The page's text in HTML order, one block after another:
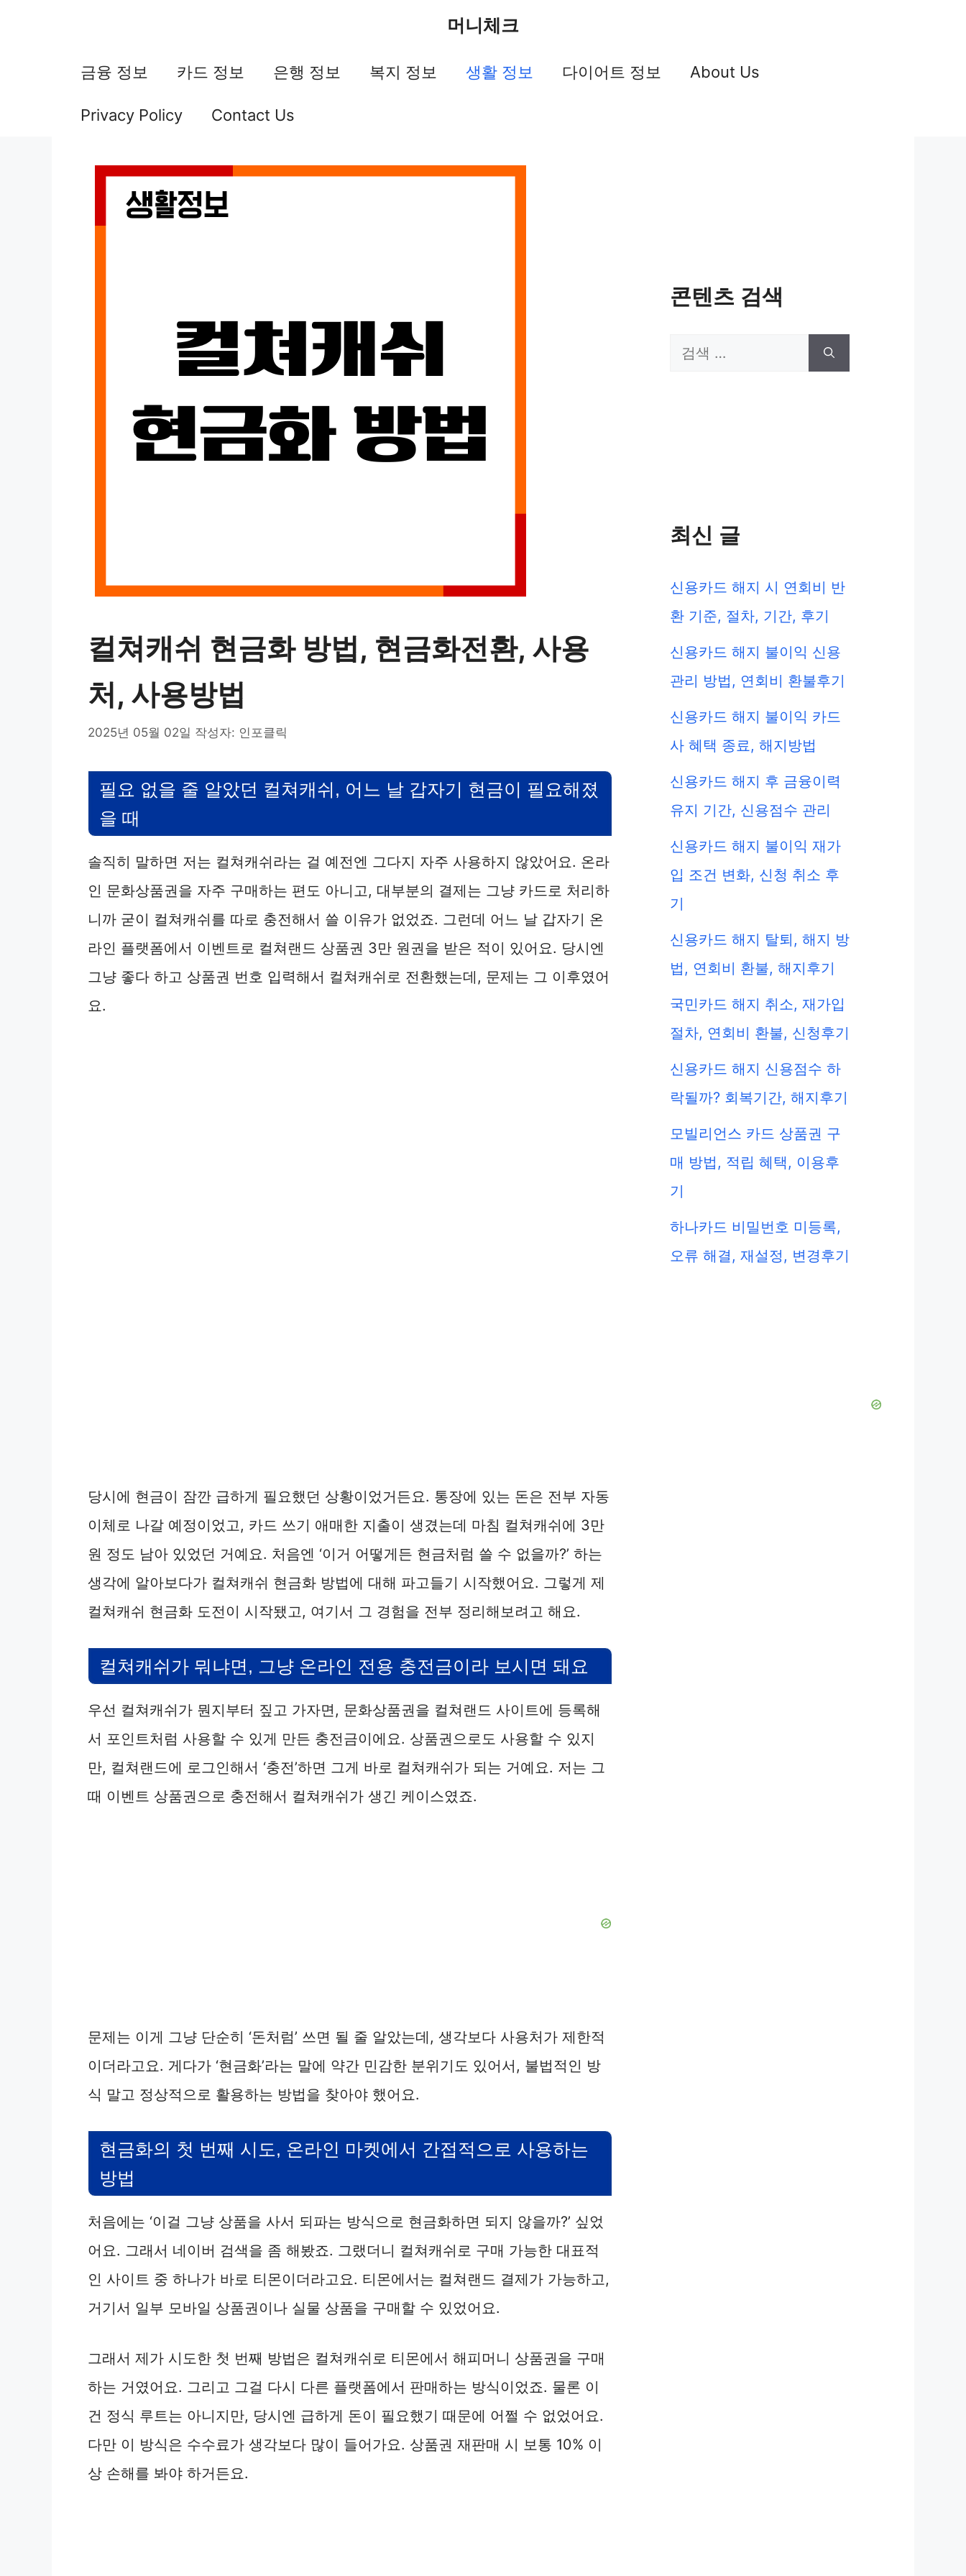
머니체크
금융 정보 카드 정보 은행 정보 복지 정보 생활 정보 다이어트 정보 About Us
Privacy Policy Contact Us
컬쳐캐쉬 현금화 방법, 현금화전환, 사용
처, 사용방법
2025년 05월 02일 작성자: 인포클릭
필요 없을 줄 알았던 컬쳐캐쉬, 어느 날 갑자기 현금이 필요해졌
을 때
솔직히 말하면 저는 컬쳐캐쉬라는 걸 예전엔 그다지 자주 사용하지 않았어요. 온라
인 문화상품권을 자주 구매하는 편도 아니고, 대부분의 결제는 그냥 카드로 처리하
니까 굳이 컬쳐캐쉬를 따로 충전해서 쓸 이유가 없었죠. 그런데 어느 날 갑자기 온
라인 플랫폼에서 이벤트로 컬쳐랜드 상품권 3만 원권을 받은 적이 있어요. 당시엔
그냥 좋다 하고 상품권 번호 입력해서 컬쳐캐쉬로 전환했는데, 문제는 그 이후였어
요.
당시에 현금이 잠깐 급하게 필요했던 상황이었거든요. 통장에 있는 돈은 전부 자동
이체로 나갈 예정이었고, 카드 쓰기 애매한 지출이 생겼는데 마침 컬쳐캐쉬에 3만
원 정도 남아 있었던 거예요. 처음엔 ‘이거 어떻게든 현금처럼 쓸 수 없을까?’ 하는
생각에 알아보다가 컬쳐캐쉬 현금화 방법에 대해 파고들기 시작했어요. 그렇게 제
컬쳐캐쉬 현금화 도전이 시작됐고, 여기서 그 경험을 전부 정리해보려고 해요.
컬쳐캐쉬가 뭐냐면, 그냥 온라인 전용 충전금이라 보시면 돼요
우선 컬쳐캐쉬가 뭔지부터 짚고 가자면, 문화상품권을 컬쳐랜드 사이트에 등록해
서 포인트처럼 사용할 수 있게 만든 충전금이에요. 상품권으로도 사용할 수 있지
만, 컬쳐랜드에 로그인해서 ‘충전’하면 그게 바로 컬쳐캐쉬가 되는 거예요. 저는 그
때 이벤트 상품권으로 충전해서 컬쳐캐쉬가 생긴 케이스였죠.
문제는 이게 그냥 단순히 ‘돈처럼’ 쓰면 될 줄 알았는데, 생각보다 사용처가 제한적
이더라고요. 게다가 ‘현금화’라는 말에 약간 민감한 분위기도 있어서, 불법적인 방
식 말고 정상적으로 활용하는 방법을 찾아야 했어요.
현금화의 첫 번째 시도, 온라인 마켓에서 간접적으로 사용하는
방법
처음에는 ‘이걸 그냥 상품을 사서 되파는 방식으로 현금화하면 되지 않을까?’ 싶었
어요. 그래서 네이버 검색을 좀 해봤죠. 그랬더니 컬쳐캐쉬로 구매 가능한 대표적
인 사이트 중 하나가 바로 티몬이더라고요. 티몬에서는 컬쳐랜드 결제가 가능하고,
거기서 일부 모바일 상품권이나 실물 상품을 구매할 수 있었어요.
그래서 제가 시도한 첫 번째 방법은 컬쳐캐쉬로 티몬에서 해피머니 상품권을 구매
하는 거였어요. 그리고 그걸 다시 다른 플랫폼에서 판매하는 방식이었죠. 물론 이
건 정식 루트는 아니지만, 당시엔 급하게 돈이 필요했기 때문에 어쩔 수 없었어요.
다만 이 방식은 수수료가 생각보다 많이 들어가요. 상품권 재판매 시 보통 10% 이
상 손해를 봐야 하거든요.
콘텐츠 검색
검
최신 글
신용카드 해지 시 연회비 반
환 기준, 절차, 기간, 후기
신용카드 해지 불이익 신용
관리 방법, 연회비 환불후기
신용카드 해지 불이익 카드
사 혜택 종료, 해지방법
신용카드 해지 후 금융이력
유지 기간, 신용점수 관리
신용카드 해지 불이익 재가
입 조건 변화, 신청 취소 후
기
신용카드 해지 탈퇴, 해지 방
법, 연회비 환불, 해지후기
국민카드 해지 취소, 재가입
절차, 연회비 환불, 신청후기
신용카드 해지 신용점수 하
락될까? 회복기간, 해지후기
모빌리언스 카드 상품권 구
매 방법, 적립 혜택, 이용후
기
하나카드 비밀번호 미등록,
오류 해결, 재설정, 변경후기